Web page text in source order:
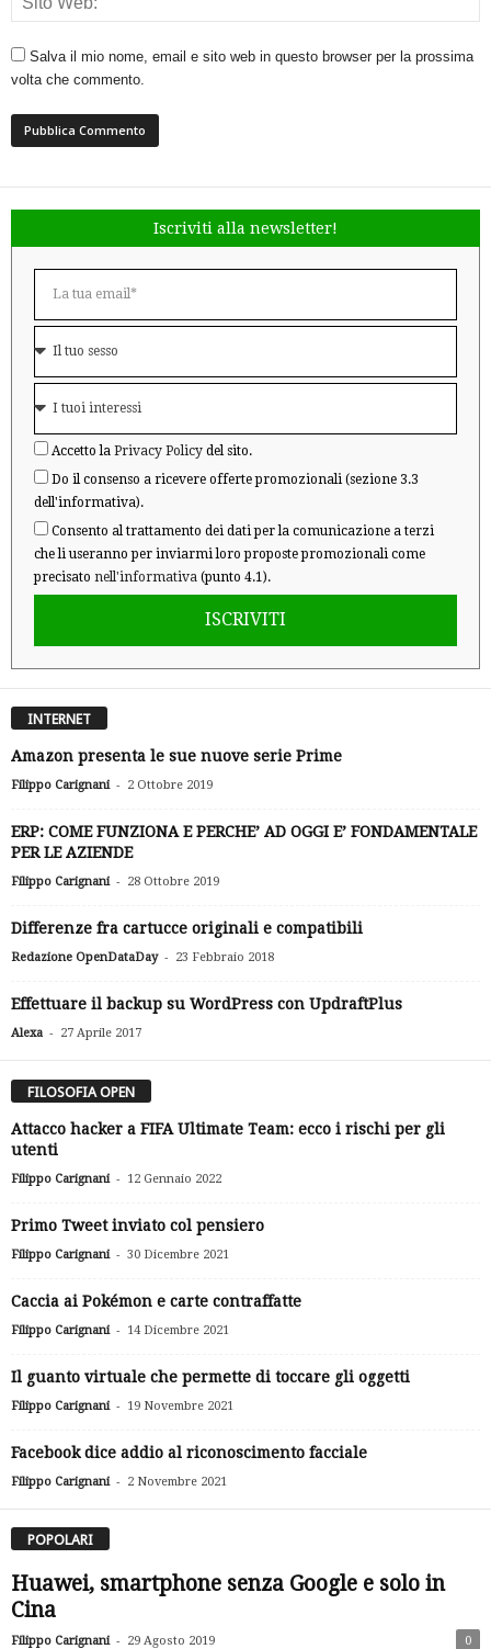
Salva il mio nome, email e sito web in questo browser per la prossima
volta che commento.
Iscriviti alla newsletter!
Accetto la Privacy Policy del sito.
Do il consenso a ricevere offerte promozionali (sezione 3.3
dell'informativa).
Consento al trattamento dei dati per la comunicazione a terzi
che li useranno per inviarmi loro proposte promozionali come
precisato nell'informativa (punto 4.1).
ISCRIVITI
INTERNET
Amazon presenta le sue nuove serie Prime
Filippo Carignani - 2 Ottobre 2019
ERP: COME FUNZIONA E PERCHE’ AD OGGI E’ FONDAMENTALE
PER LE AZIENDE
Filippo Carignani - 28 Ottobre 2019
Differenze fra cartucce originali e compatibili
Redazione OpenDataDay - 23 Febbraio 2018
Effettuare il backup su WordPress con UpdraftPlus
Alexa - 27 Aprile 2017
FILOSOFIA OPEN
Attacco hacker a FIFA Ultimate Team: ecco i rischi per gli
utenti
Filippo Carignani - 12 Gennaio 2022
Primo Tweet inviato col pensiero
Filippo Carignani - 30 Dicembre 2021
Caccia ai Pokémon e carte contraffatte
Filippo Carignani - 14 Dicembre 2021
Il guanto virtuale che permette di toccare gli oggetti
Filippo Carignani - 19 Novembre 2021
Facebook dice addio al riconoscimento facciale
Filippo Carignani - 2 Novembre 2021
POPOLARI
Huawei, smartphone senza Google e solo in
Cina
Filippo Carignani - 29 Agosto 2019 0